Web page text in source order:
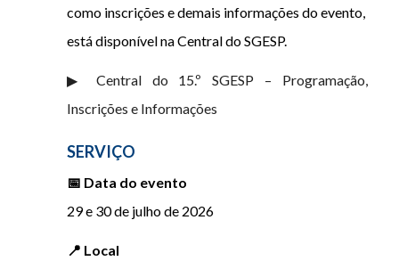
como inscrições e demais informações do evento,
está disponível na Central do SGESP.
▶ Central do 15.º SGESP – Programação,
Inscrições e Informações
SERVIÇO
📅 Data do evento
29 e 30 de julho de 2026
📍 Local